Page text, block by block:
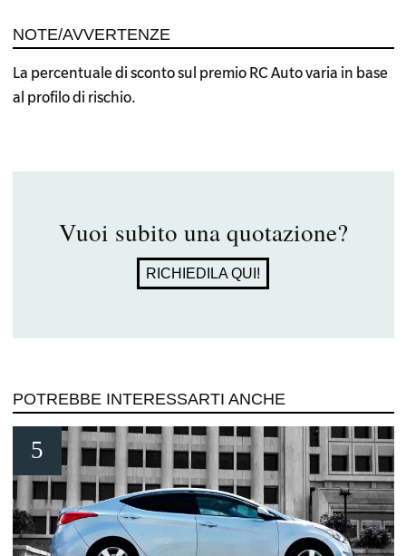
NOTE/AVVERTENZE
La percentuale di sconto sul premio RC Auto varia in base
al profilo di rischio.
Vuoi subito una quotazione?
RICHIEDILA QUI!
POTREBBE INTERESSARTI ANCHE